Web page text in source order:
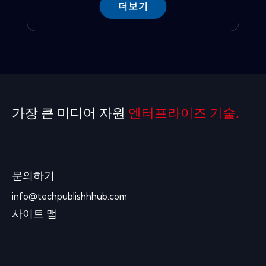
더보기
가장 큰 미디어 자원 엔터프라이즈 기술.
문의하기
info@techpublishhhub.com
사이트 맵